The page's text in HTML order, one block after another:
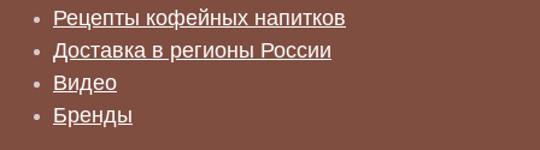
Рецепты кофейных напитков
Доставка в регионы России
Видео
Бренды